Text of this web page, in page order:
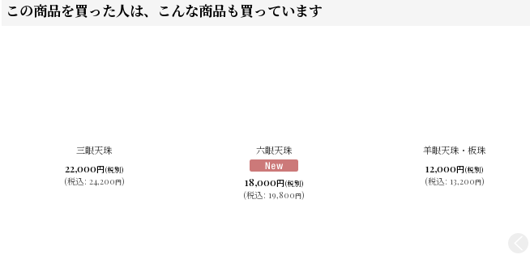
この商品を買った人は、こんな商品も買っています
三眼天珠
22,000円(税別)
(税込: 24,200円)
六眼天珠
18,000円(税別)
(税込: 19,800円)
羊眼天珠・板珠
12,000円(税別)
(税込: 13,200円)